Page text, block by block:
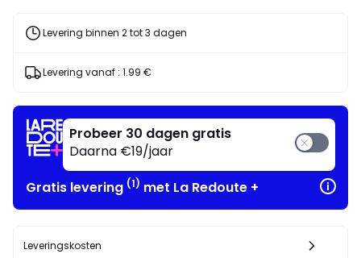
artikelen
Geniet
Levering binnen 2 tot 3 dagen
Levering vanaf : 1.99 €
Probeer 30 dagen gratis
Daarna €19/jaar
Gratis levering (1) met La Redoute +
Leveringskosten